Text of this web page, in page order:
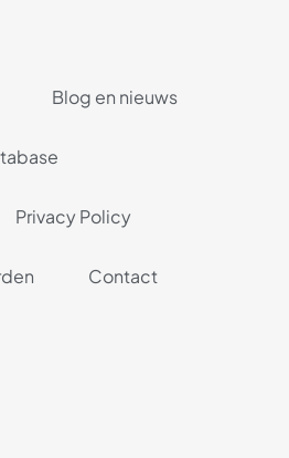
Blog en nieuws
Privacy Policy
Contact